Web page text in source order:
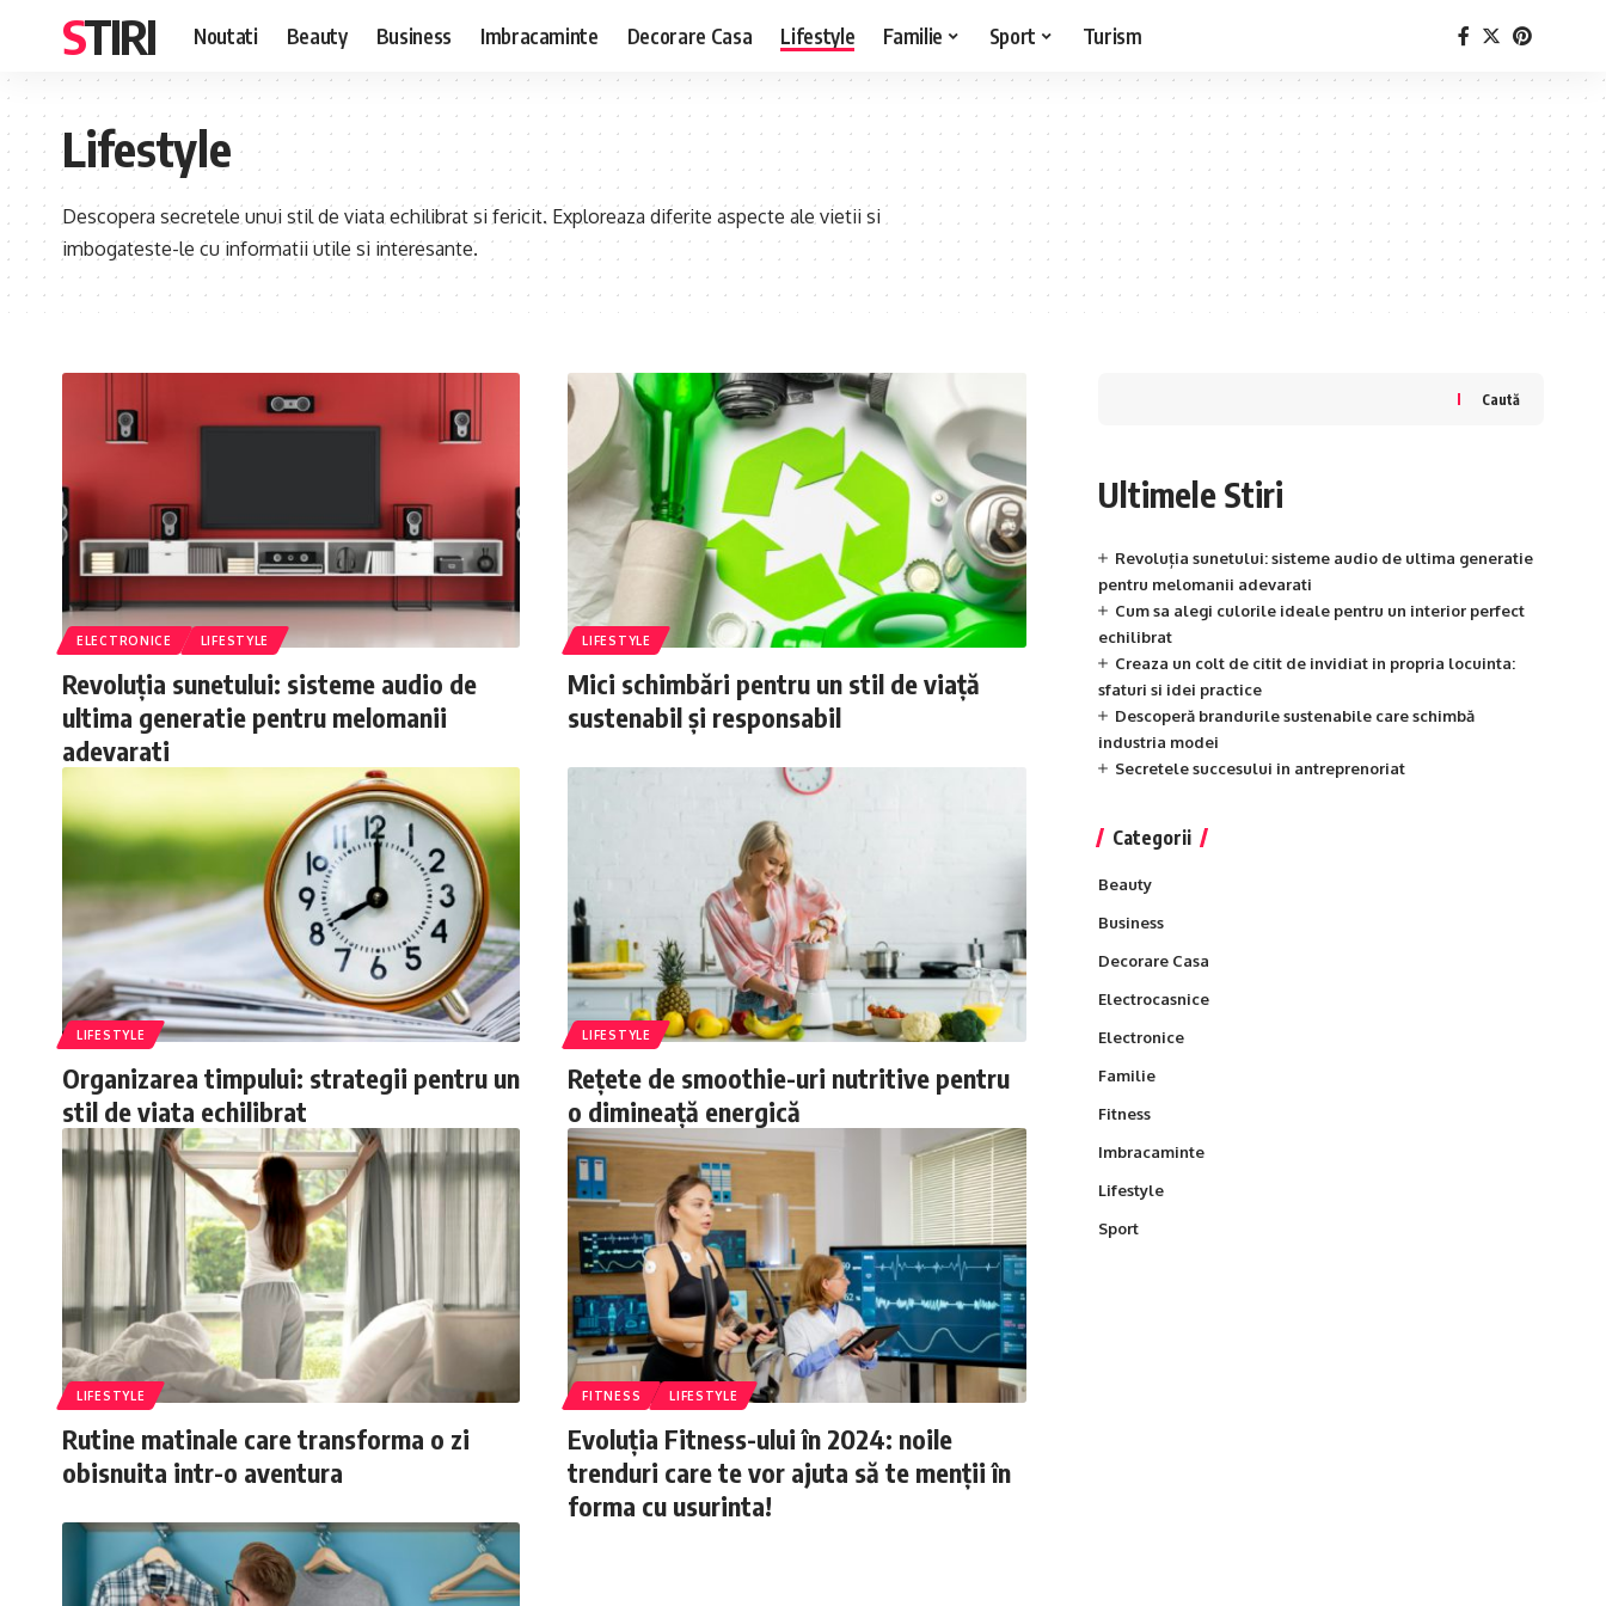
STIRI Noutati Beauty Business Imbracaminte Decorare Casa Lifestyle Familie Sport Turism
Lifestyle
Descopera secretele unui stil de viata echilibrat si fericit. Exploreaza diferite aspecte ale vietii si
imbogateste-le cu informatii utile si interesante.
ELECTRONICE LIFESTYLE
Revoluția sunetului: sisteme audio de
ultima generatie pentru melomanii
adevarati
LIFESTYLE
Mici schimbări pentru un stil de viață
sustenabil și responsabil
LIFESTYLE
Organizarea timpului: strategii pentru un
stil de viata echilibrat
LIFESTYLE
Rețete de smoothie-uri nutritive pentru
o dimineață energică
LIFESTYLE
Rutine matinale care transforma o zi
obisnuita intr-o aventura
FITNESS LIFESTYLE
Evoluția Fitness-ului în 2024: noile
trenduri care te vor ajuta să te menții în
forma cu usurinta!
Caută
Ultimele Stiri
Revoluția sunetului: sisteme audio de ultima generatie
pentru melomanii adevarati
Cum sa alegi culorile ideale pentru un interior perfect
echilibrat
Creaza un colt de citit de invidiat in propria locuinta:
sfaturi si idei practice
Descoperă brandurile sustenabile care schimbă
industria modei
Secretele succesului in antreprenoriat
Categorii
Beauty
Business
Decorare Casa
Electrocasnice
Electronice
Familie
Fitness
Imbracaminte
Lifestyle
Sport